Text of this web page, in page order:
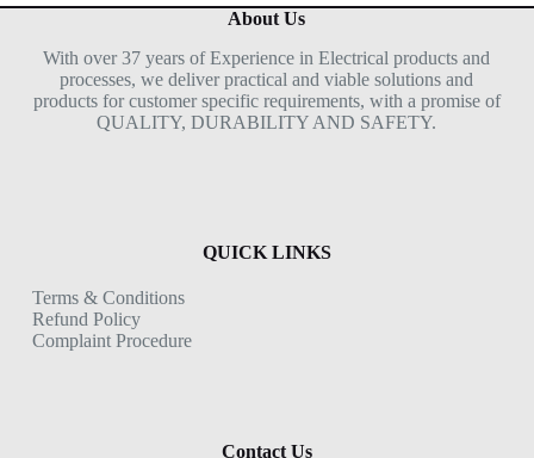
About Us
With over 37 years of Experience in Electrical products and
processes, we deliver practical and viable solutions and
products for customer specific requirements, with a promise of
QUALITY, DURABILITY AND SAFETY.
QUICK LINKS
Terms & Conditions
Refund Policy
Complaint Procedure
Contact Us